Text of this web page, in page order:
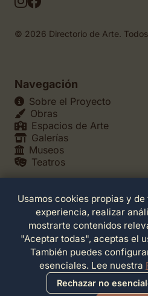
© 2026 Directorio de Arte.
Navegación
Sobre el Proyecto
Obras
Espacios de Arte
Galerías
Museos
Teatros
Legales
Política de Privacidad
Política de Cookies
Configuración de Cookies
Términos de Servicio
Contacto
Usamos cookies propias y
experiencia, realizar
mostrarte contenidos
"Aceptar todas", aceptas el
También puedes
esenciales. Lee nuestra
Rechazar no